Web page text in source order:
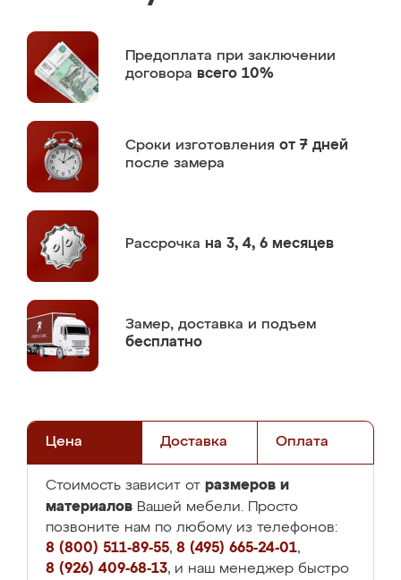
Предоплата при заключении
договора всего 10%
Сроки изготовления от 7 дней
после замера
Рассрочка на 3, 4, 6 месяцев
Замер, доставка и подъем
бесплатно
Цена Доставка Оплата
Стоимость зависит от размеров и
материалов Вашей мебели. Просто
позвоните нам по любому из телефонов:
8 (800) 511-89-55, 8 (495) 665-24-01,
8 (926) 409-68-13, и наш менеджер быстро